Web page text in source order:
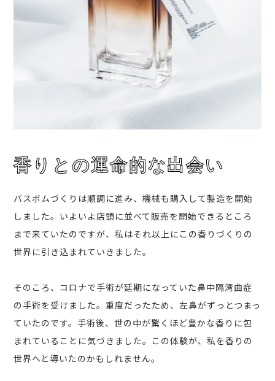
香りとの運命的な出会い
バスボムづくりは順調に進み、機械も購入して製造を開始
しました。いよいよ店頭に並べて販売を開始できるところ
まで来ていたのですが、私はそれ以上にこの香りづくりの
世界に引き込まれていきました。
そのころ、コロナで手術が延期になっていた鼻中隔湾曲症
の手術を受けました。重度だったため、左鼻がずっとつまっ
ていたのです。手術後、世の中が驚くほど豊かな香りに包
まれていることに気づきました。この体験が、私を香りの
世界へと導いたのかもしれません。